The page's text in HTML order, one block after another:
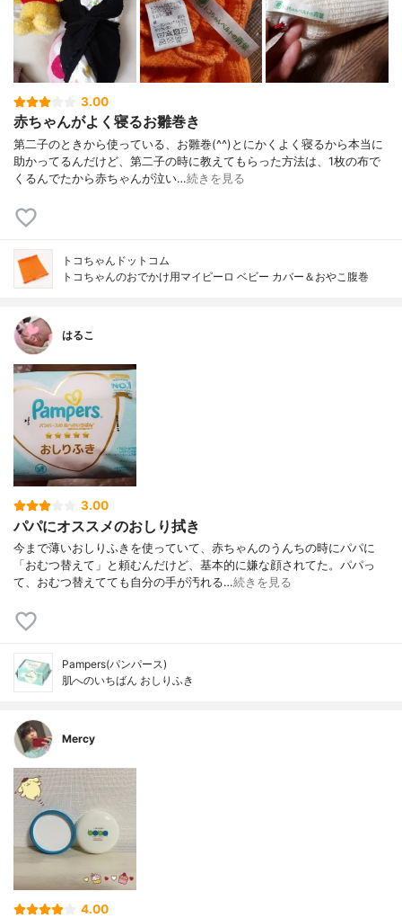
3.00
赤ちゃんがよく寝るお雛巻き
第二子のときから使っている、お雛巻(^^)とにかくよく寝るから本当に
助かってるんだけど、第二子の時に教えてもらった方法は、1枚の布で
くるんでたから赤ちゃんが泣い…続きを見る
トコちゃんドットコム
トコちゃんのおでかけ用マイピーロ ベビー カバー＆おやこ腹巻
はるこ
3.00
パパにオススメのおしり拭き
今まで薄いおしりふきを使っていて、赤ちゃんのうんちの時にパパに
「おむつ替えて」と頼むんだけど、基本的に嫌な顔されてた。パパっ
て、おむつ替えてても自分の手が汚れる…続きを見る
Pampers(パンパース)
肌へのいちばん おしりふき
Mercy
4.00